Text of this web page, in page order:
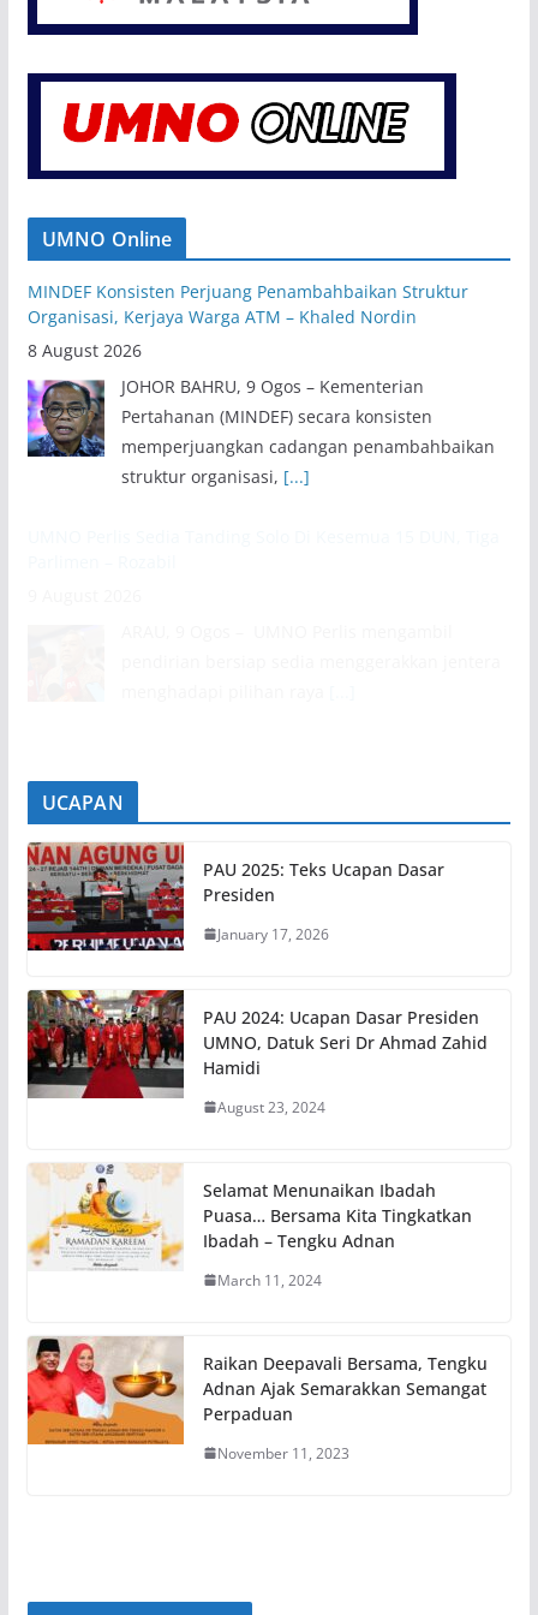
UMNO Online
MINDEF Konsisten Perjuang Penambahbaikan Struktur
Organisasi, Kerjaya Warga ATM – Khaled Nordin
8 August 2026
JOHOR BAHRU, 9 Ogos – Kementerian
Pertahanan (MINDEF) secara konsisten
memperjuangkan cadangan penambahbaikan
struktur organisasi, [...]
UCAPAN
PAU 2025: Teks Ucapan Dasar
Presiden
January 17, 2026
PAU 2024: Ucapan Dasar Presiden
UMNO, Datuk Seri Dr Ahmad Zahid
Hamidi
August 23, 2024
Selamat Menunaikan Ibadah
Puasa… Bersama Kita Tingkatkan
Ibadah – Tengku Adnan
March 11, 2024
Raikan Deepavali Bersama, Tengku
Adnan Ajak Semarakkan Semangat
Perpaduan
November 11, 2023